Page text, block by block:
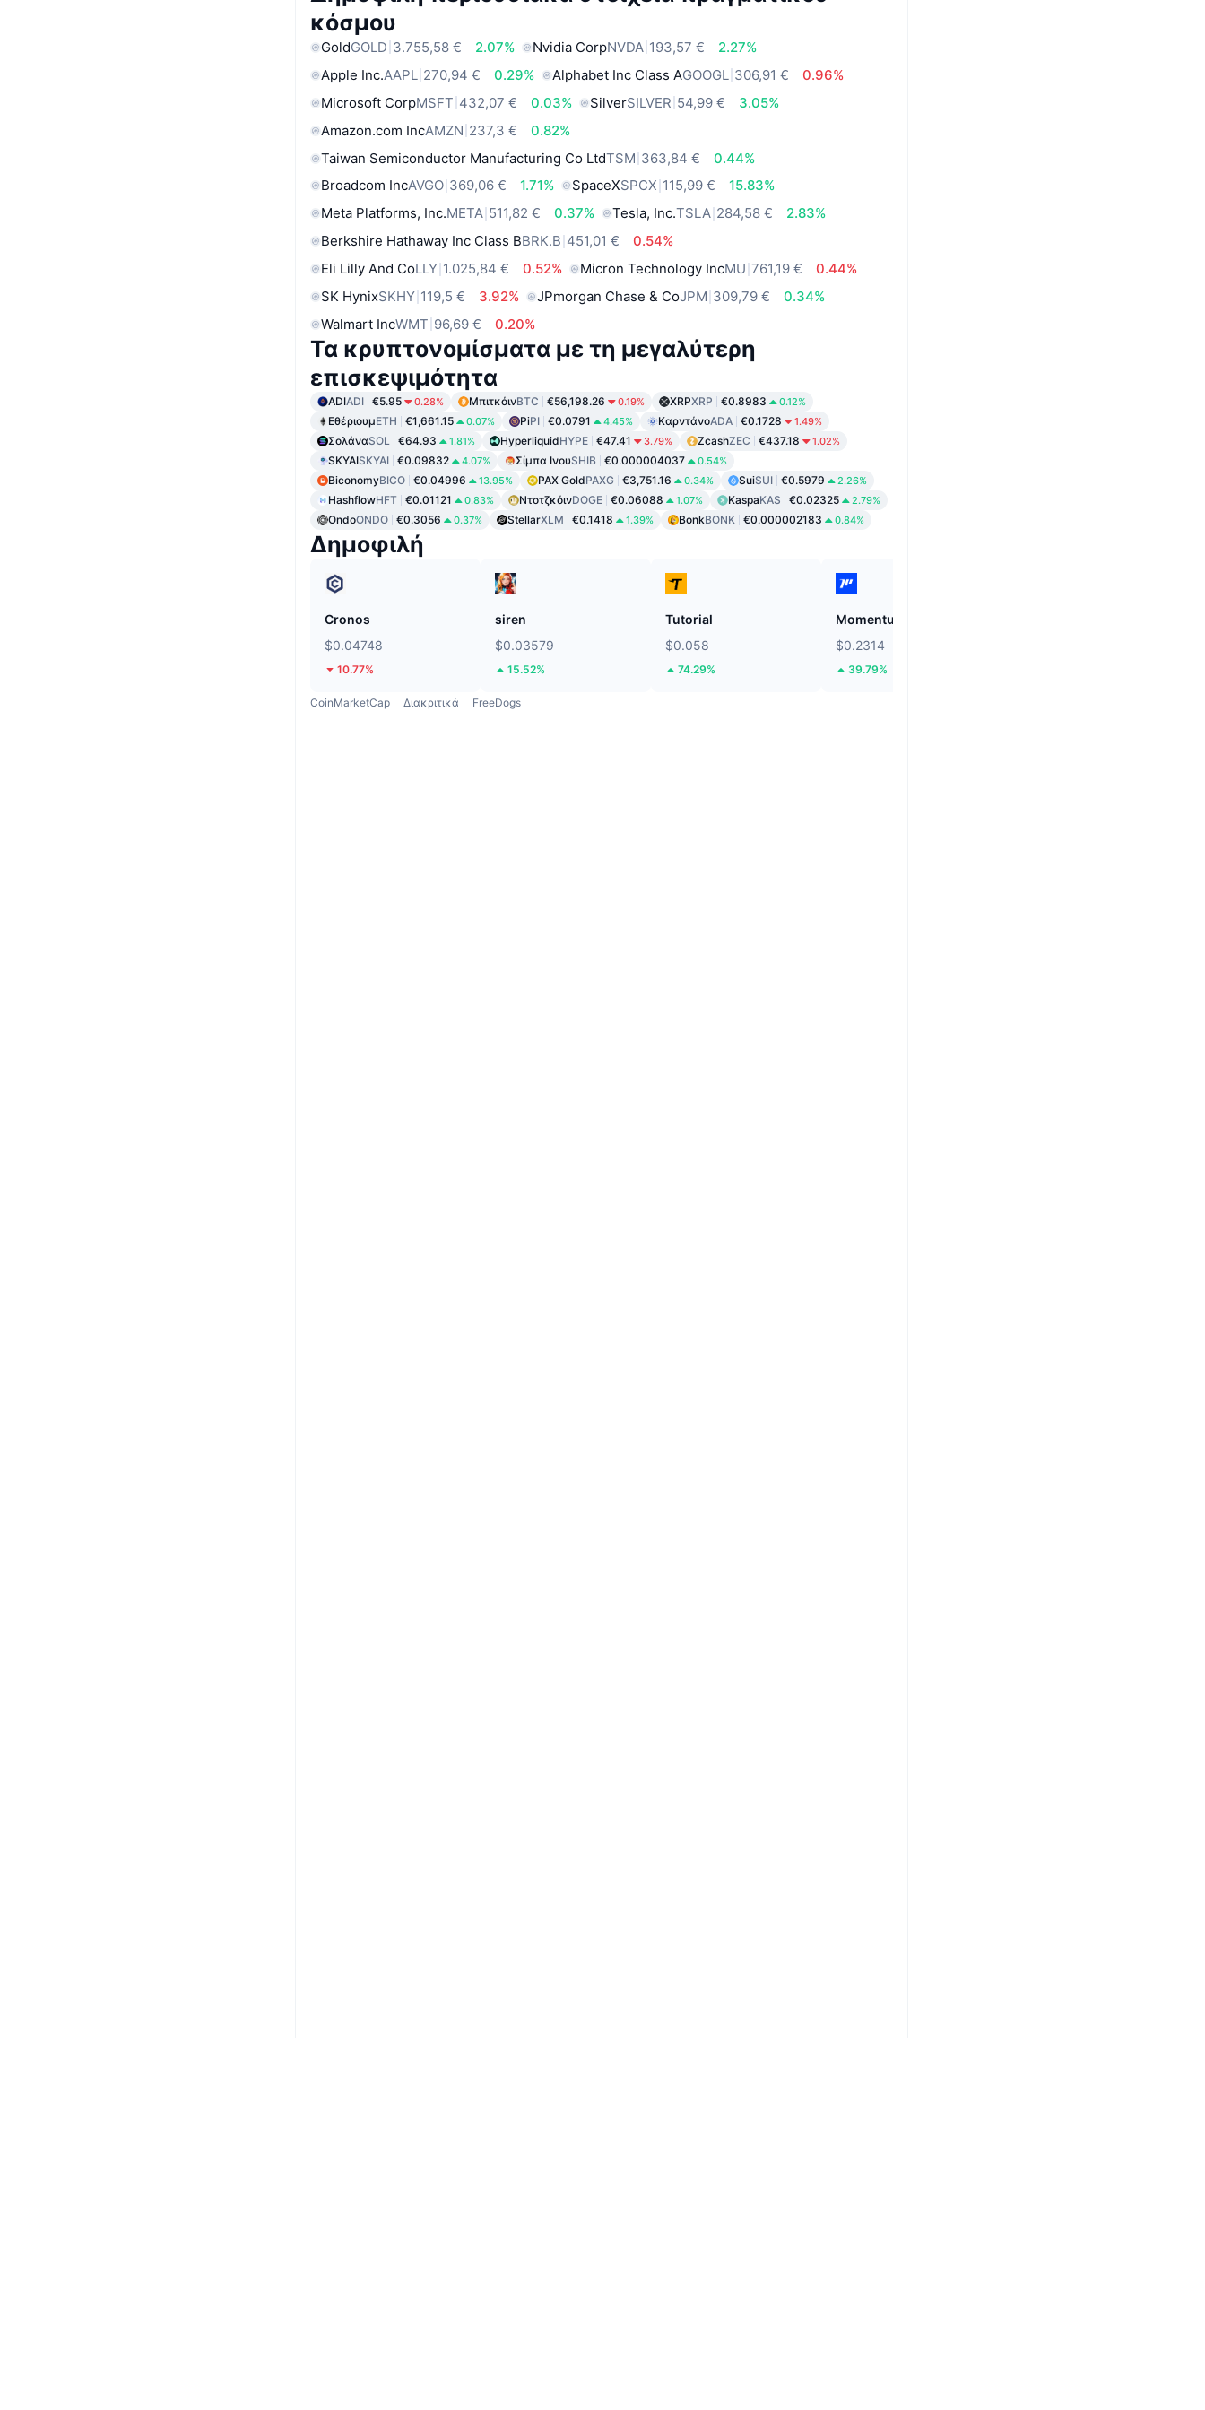
κόσμου
GoldGOLD 3.755,58 € 2.07% Nvidia CorpNVDA 193,57 €
2.27%
Apple Inc.AAPL 270,94 € 0.29% Alphabet Inc Class AGOOGL 306,91 €
0.96%
Microsoft CorpMSFT 432,07 € 0.03% SilverSILVER 54,99 €
3.05%
Amazon.com IncAMZN 237,3 €
0.82%
Taiwan Semiconductor Manufacturing Co LtdTSM 363,84 €
0.44%
Broadcom IncAVGO 369,06 € 1.71% SpaceXSPCX 115,99 €
15.83%
Meta Platforms, Inc.META 511,82 € 0.37% Tesla, Inc.TSLA 284,58 €
2.83%
Berkshire Hathaway Inc Class BBRK.B 451,01 €
0.54%
Eli Lilly And CoLLY 1.025,84 € 0.52% Micron Technology IncMU 761,19 €
0.44%
SK HynixSKHY 119,5 € 3.92% JPmorgan Chase & CoJPM 309,79 €
0.34%
Walmart IncWMT 96,69 € 0.20%
Τα κρυπτονομίσματα με τη μεγαλύτερη
επισκεψιμότητα
ADIADI €5.95 0.28% ΜπιτκόινBTC €56,198.26 0.19% XRPXRP €0.8983 0.12%
ΕθέριουμETH €1,661.15 0.07% PiPI €0.0791 4.45% ΚαρντάνοADA €0.1728 1.49%
ΣολάναSOL €64.93 1.81% HyperliquidHYPE €47.41 3.79% ZcashZEC €437.18 1.02%
SKYAISKYAI €0.09832 4.07% Σίμπα ΙνουSHIB €0.000004037 0.54%
BiconomyBICO €0.04996 13.95% PAX GoldPAXG €3,751.16 0.34% SuiSUI €0.5979 2.26%
HashflowHFT €0.01121 0.83% ΝτοτζκόινDOGE €0.06088 1.07% KaspaKAS €0.02325 2.79%
OndoONDO €0.3056 0.37% StellarXLM €0.1418 1.39% BonkBONK €0.000002183 0.84%
Δημοφιλή
Cronos
$0.04748
10.77%
siren
$0.03579
15.52%
Tutorial
$0.058
74.29%
Momentum
$0.2314
39.79%
CoinMarketCap Διακριτικά FreeDogs